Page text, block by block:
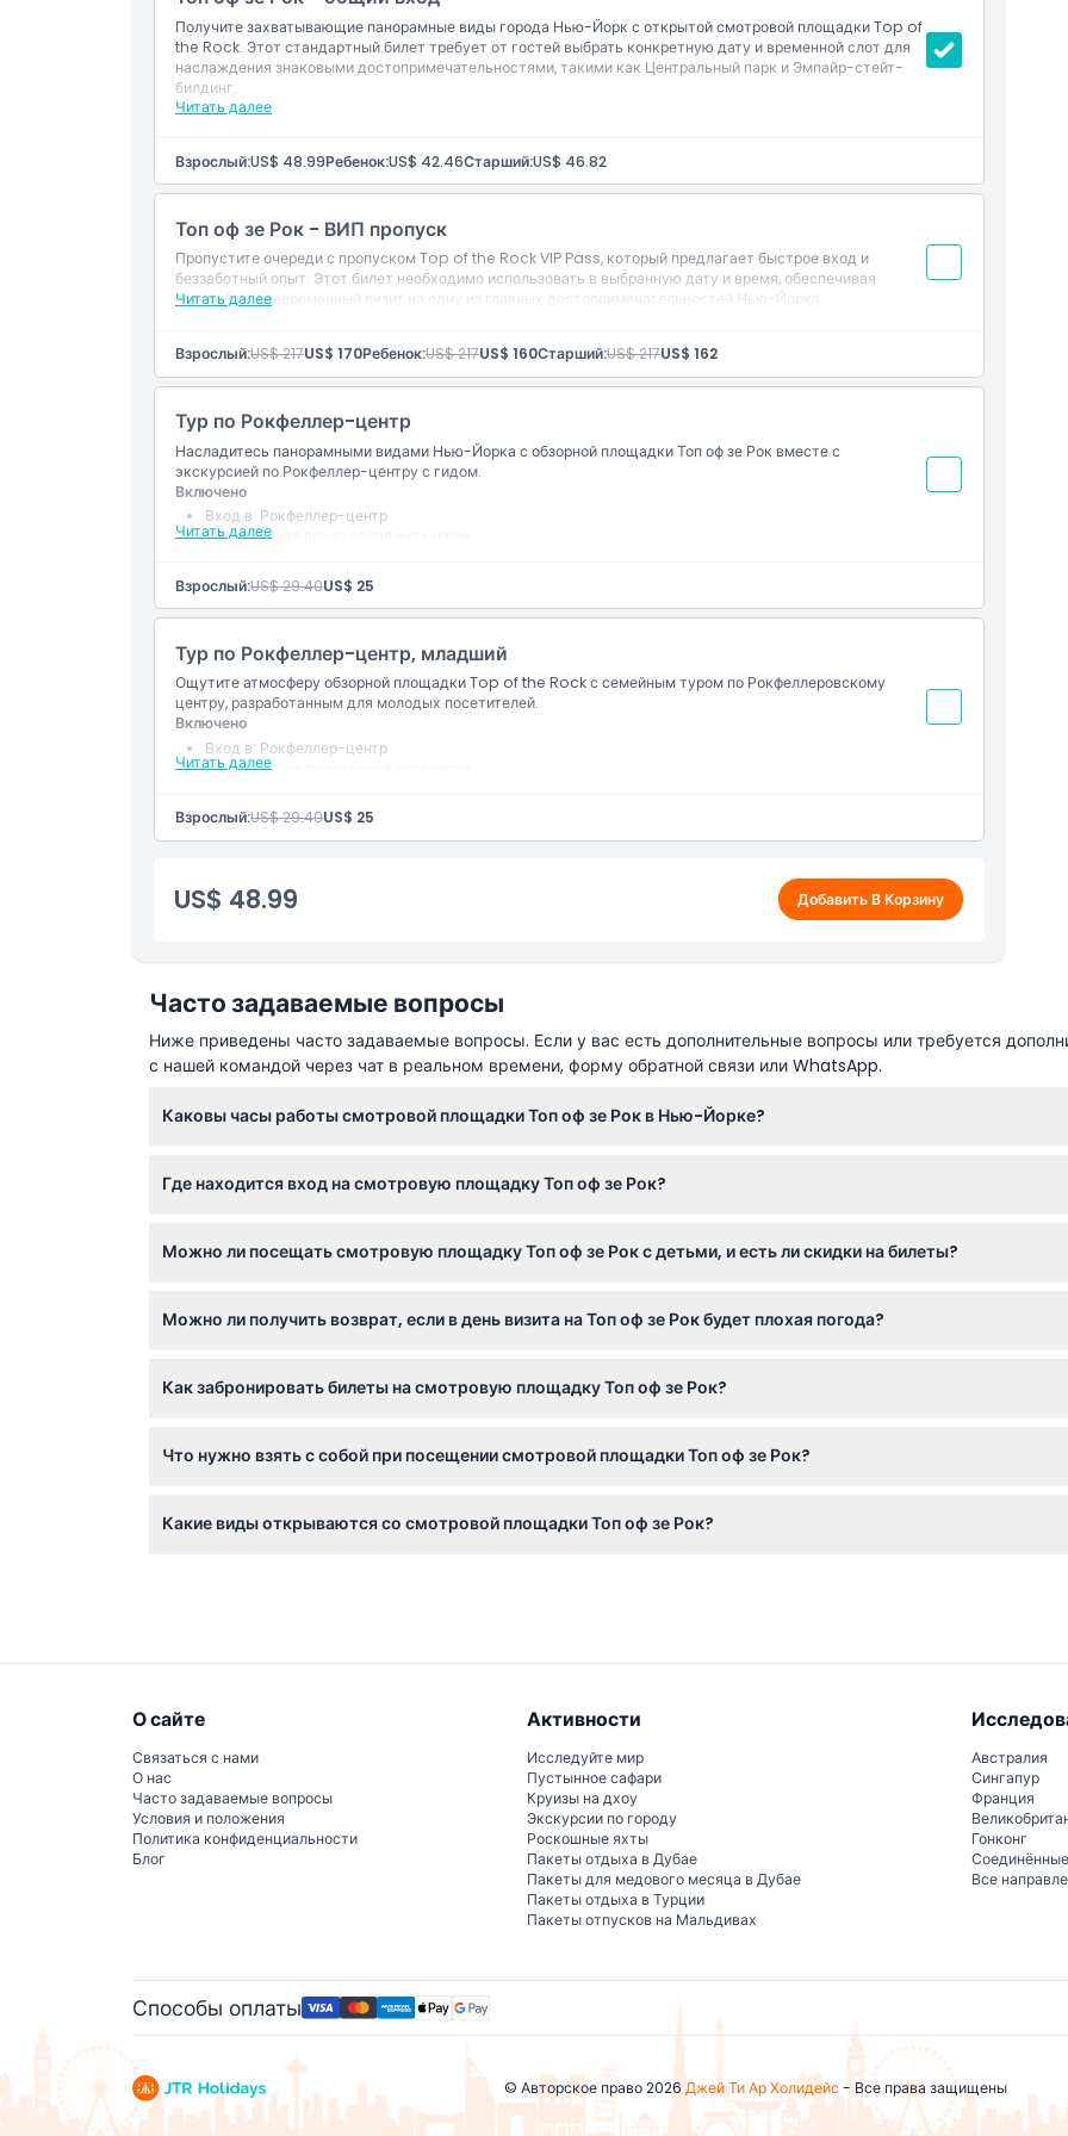
Местоположение
Политика отмены
Получите захватывающие панорамные виды города Нью-Йорк с открытой смотровой площадки Top of
the Rock. Этот стандартный билет требует от гостей выбрать конкретную дату и временной слот для
наслаждения знаковыми достопримечательностями, такими как Центральный парк и Эмпайр-стейт-
билдинг.
Читать далее
Включено
Взрослый:US$ 48.99Ребенок:US$ 42.46Старший:US$ 46.82
Топ оф зе Рок - ВИП пропуск
Пропустите очереди с пропуском Top of the Rock VIP Pass, который предлагает быстрое вход и
беззаботный опыт. Этот билет необходимо использовать в выбранную дату и время, обеспечивая
гладкий и своевременный визит на одну из главных достопримечательностей Нью-Йорка.
Читать далее
Взрослый:US$ 217US$ 170Ребенок:US$ 217US$ 160Старший:US$ 217US$ 162
Тур по Рокфеллер-центр
Насладитесь панорамными видами Нью-Йорка с обзорной площадки Топ оф зе Рок вместе с
экскурсией по Рокфеллер-центру с гидом.
Читать далее
Включено
Вход в: Рокфеллер-центр
75-минутная пешеходная экскурсия
Взрослый:US$ 29.40US$ 25
Тур по Рокфеллер-центр, младший
Ощутите атмосферу обзорной площадки Top of the Rock с семейным туром по Рокфеллеровскому
центру, разработанным для молодых посетителей.
Читать далее
Включено
Вход в: Рокфеллер-центр
75-минутная пешеходная экскурсия
Взрослый:US$ 29.40US$ 25
US$ 48.99 Добавить В Корзину
Часто задаваемые вопросы
Ниже приведены часто задаваемые вопросы. Если у вас есть дополнительные вопросы или требуется
с нашей командой через чат в реальном времени, форму обратной связи или WhatsApp.
Каковы часы работы смотровой площадки Топ оф зе Рок в Нью-Йорке?
бронировании).
Где находится вход на смотровую площадку Топ оф зе Рок?
Можно ли посещать смотровую площадку Топ оф зе Рок с детьми, и есть ли скидки на билеты?
Можно ли получить возврат, если в день визита на Топ оф зе Рок будет плохая погода?
Как забронировать билеты на смотровую площадку Топ оф зе Рок?
Что нужно взять с собой при посещении смотровой площадки Топ оф зе Рок?
площадка частично открытая.
Какие виды открываются со смотровой площадки Топ оф зе Рок?
О сайте
Связаться с нами
О нас
Часто задаваемые вопросы
Условия и положения
Политика конфиденциальности
Блог
Активности
Исследуйте мир
Пустынное сафари
Круизы на дхоу
Экскурсии по городу
Роскошные яхты
Пакеты отдыха в Дубае
Пакеты для медового месяца в Дубае
Пакеты отдыха в Турции
Пакеты отпусков на Мальдивах
Австралия
Сингапур
Франция
Гонконг
Все
Способы оплаты
© Авторское право 2026 Джей Ти Ар Холидейс- Все права защищены